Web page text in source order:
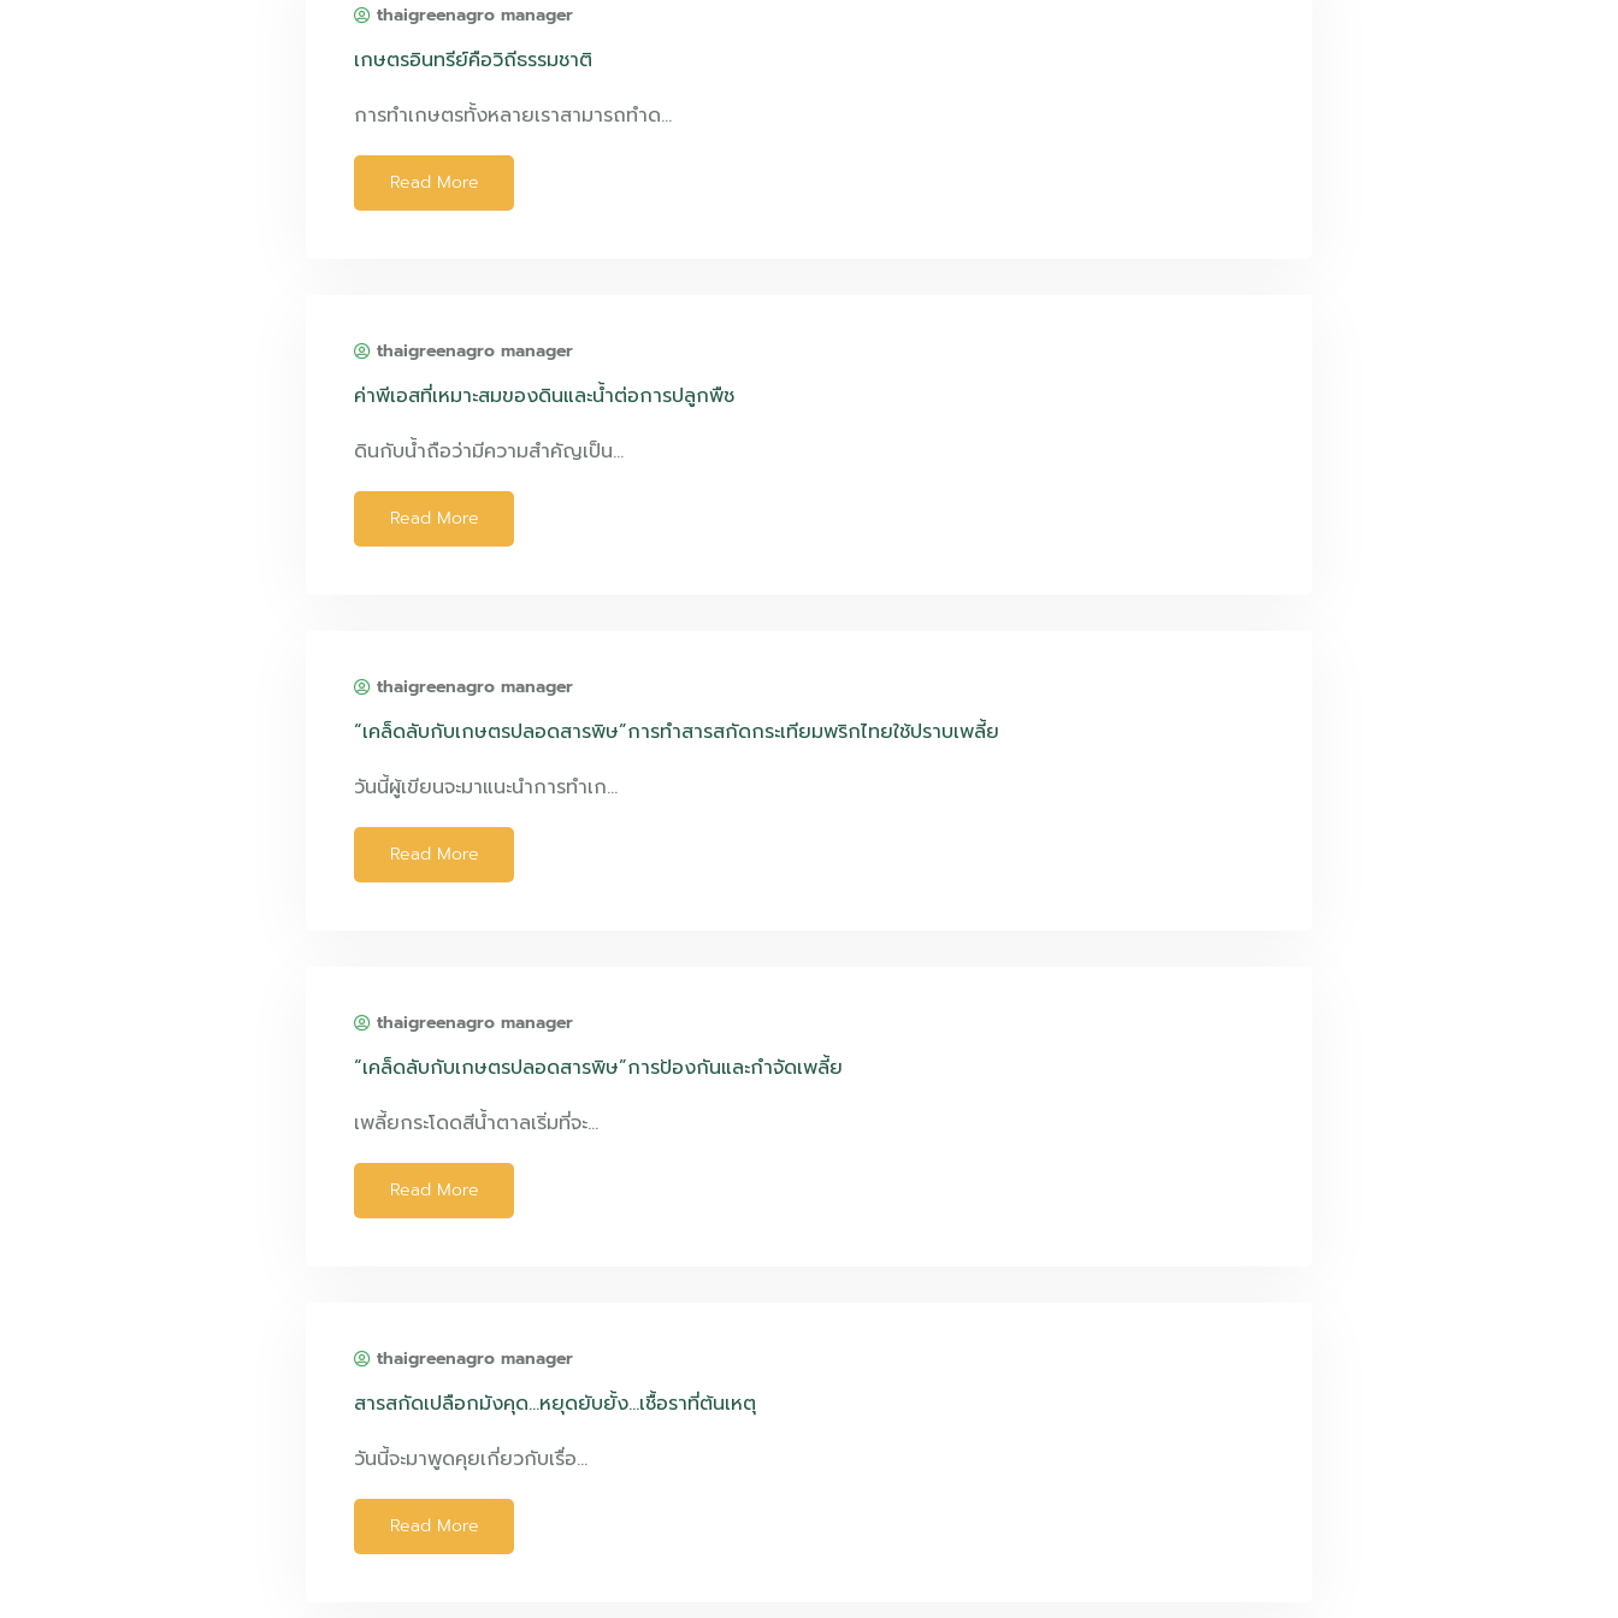
thaigreenagro manager
เกษตรอินทรีย์คือวิถีธรรมชาติ
การทำเกษตรทั้งหลายเราสามารถทำด…
Read More
thaigreenagro manager
ค่าพีเอสที่เหมาะสมของดินและน้ำต่อการปลูกพืช
ดินกับน้ำถือว่ามีความสำคัญเป็น…
Read More
thaigreenagro manager
“เคล็ดลับกับเกษตรปลอดสารพิษ”การทําสารสกัดกระเทียมพริกไทยใช้ปราบเพลี้ย
วันนี้ผู้เขียนจะมาแนะนำการทำเก…
Read More
thaigreenagro manager
“เคล็ดลับกับเกษตรปลอดสารพิษ”การป้องกันและกำจัดเพลี้ย
เพลี้ยกระโดดสีน้ำตาลเริ่มที่จะ…
Read More
thaigreenagro manager
สารสกัดเปลือกมังคุด…หยุดยับยั้ง…เชื้อราที่ต้นเหตุ
วันนี้จะมาพูดคุยเกี่ยวกับเรื่อ…
Read More